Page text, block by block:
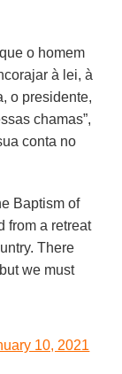
o homem
à lei, à
o presidente,
chamas”,
conta no
Baptism of
from a retreat
There
we must
10, 2021